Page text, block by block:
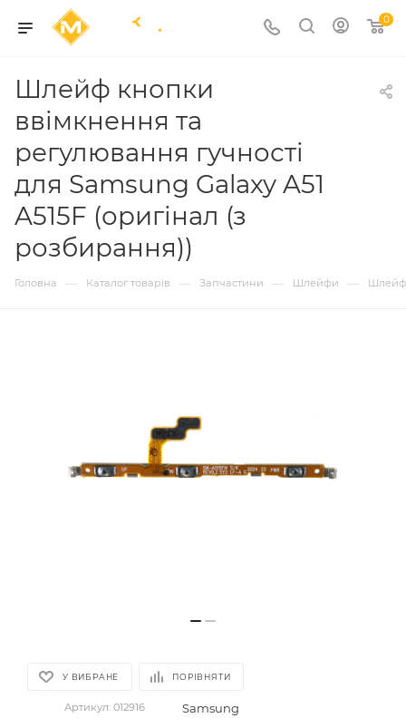
0
Шлейф кнопки
ввімкнення та
регулювання гучності
для Samsung Galaxy A51
A515F (оригінал (з
розбирання))
Головна — Каталог товарів — Запчастини — Шлейфи — Шлейф
У ВИБРАНЕ ПОРІВНЯТИ
Артикул: 012916 Samsung